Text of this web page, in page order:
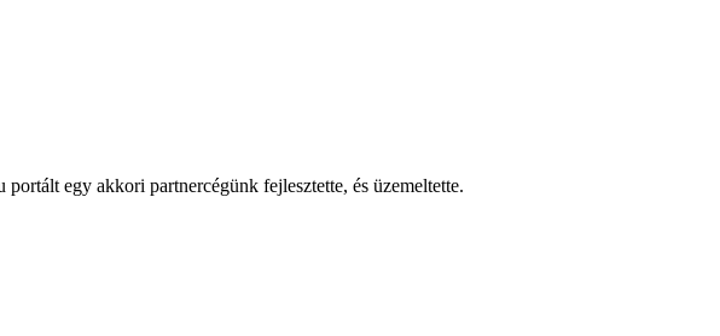
egy akkori partnercégünk fejlesztette, és üzemeltette.